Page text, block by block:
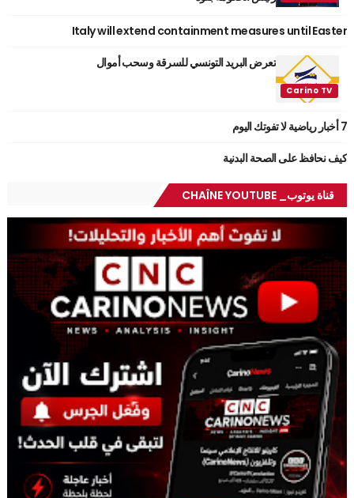
Italy will extend containment measures until Easter
تعرض البريد التونسي للسرقة وسحب أموال
7 أخبار رياضية لا تفوتك اليوم
كيف نحافظ على الصحة البدنية
قناة يوتوب_ CHAÎNE YOUTUBE